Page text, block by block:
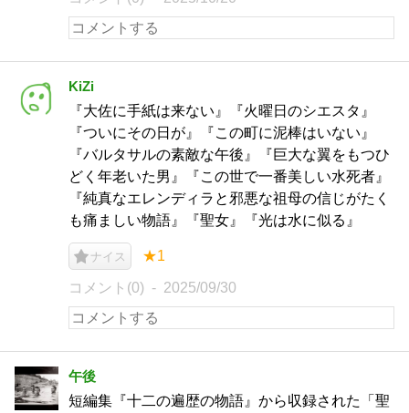
KiZi
『大佐に手紙は来ない』『火曜日のシエスタ』
『ついにその日が』『この町に泥棒はいない』
『バルタサルの素敵な午後』『巨大な翼をもつひ
どく年老いた男』『この世で一番美しい水死者』
『純真なエレンディラと邪悪な祖母の信じがたく
も痛ましい物語』『聖女』『光は水に似る』
ナイス ★1
コメント(0) 2025/09/30
午後
短編集『十二の遍歴の物語』から収録された「聖